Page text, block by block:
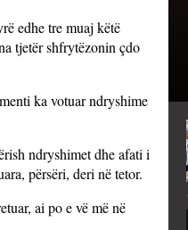
edhe tre muaj këtë
tjetër shfrytëzonin çdo
ka votuar ndryshime
ndryshimet dhe afati i
përsëri, deri në tetor.
ai po e vë më në